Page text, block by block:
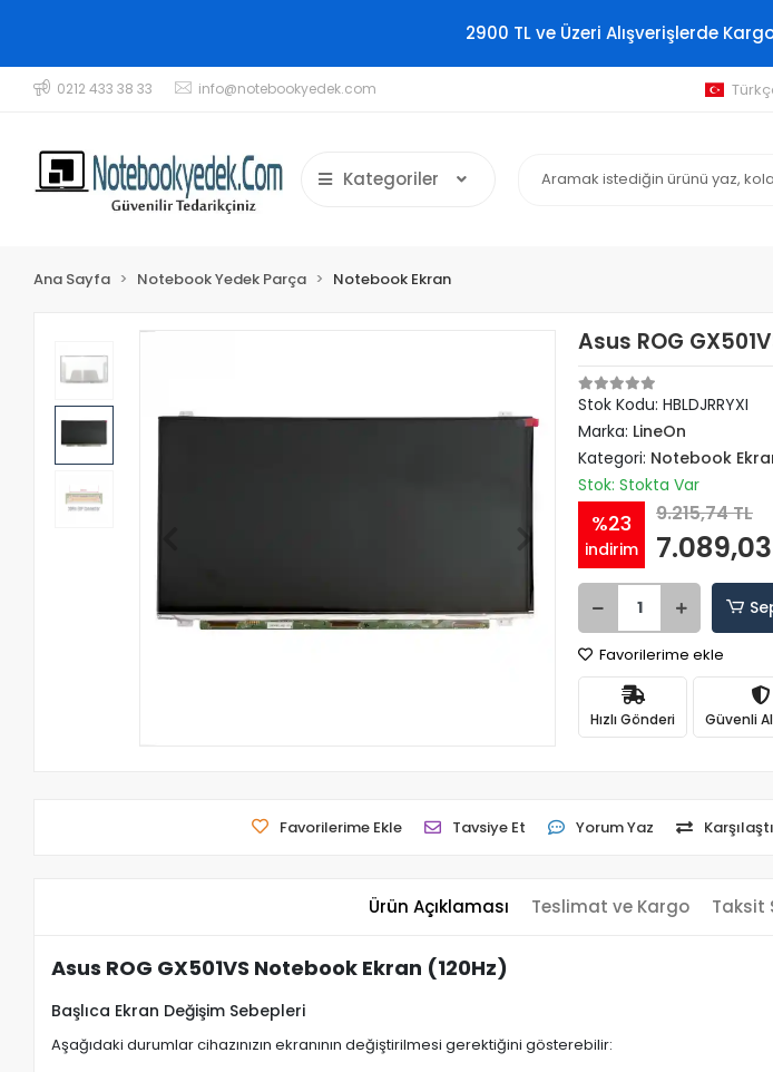
2900 TL ve Üzeri Alışverişlerde
0212 433 38 33 info@notebookyedek.com
Kategoriler
Ana Sayfa Notebook Yedek Parça Notebook Ekran
Asus ROG
Stok Kodu: HBLDJRRYXI
Marka: LineOn
Kategori: Notebook
Stok: Stokta Var
%23
indirim
9.215,74 TL
Favorilerime ekle
Hızlı Gönderi Güvenli
Favorilerime Ekle Tavsiye Et Yorum Yaz
Ürün Açıklaması Teslimat ve Kargo Taksit
Asus ROG GX501VS Notebook Ekran (120Hz)
Başlıca Ekran Değişim Sebepleri
Aşağıdaki durumlar cihazınızın ekranının değiştirilmesi gerektiğini gösterebilir: